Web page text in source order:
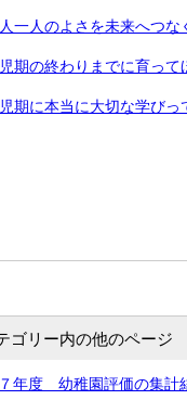
一人のよさを未来へつな
期の終わりまでに育って
期に本当に大切な学びっ
ゴリー内の他のページ
年度 幼稚園評価の集計